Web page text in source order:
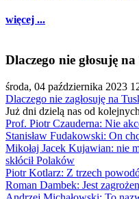
więcej ...
Dlaczego nie głosuję
środa, 04 października 2023
Dlaczego nie zagłosuję na
Już dni dzielą nas od
Prof. Piotr Czauderna: Nie
Stanisław Fudakowski: On
Mikołaj Jacek Kujawian: nie
skłócił Polaków
Piotr Kotlarz: Z trzech
Roman Dambek: Jest